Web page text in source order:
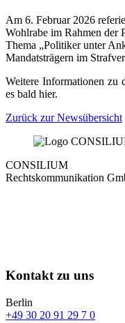
Am 6. Februar 2026
Wohlrabe im Rahmen der
Thema „Poli­tiker unter
Man­dats­trä­gern im
Weitere Informationen zu
es bald hier.
Zurück zur Newsübersicht
CONSILIUM
Rechtskommunikation
Kontakt zu uns
Berlin
+49 30 20 91 29 7 0